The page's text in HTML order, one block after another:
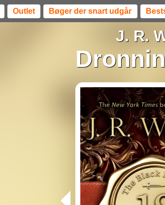
Outlet Bøger der snart udgår
J. R.